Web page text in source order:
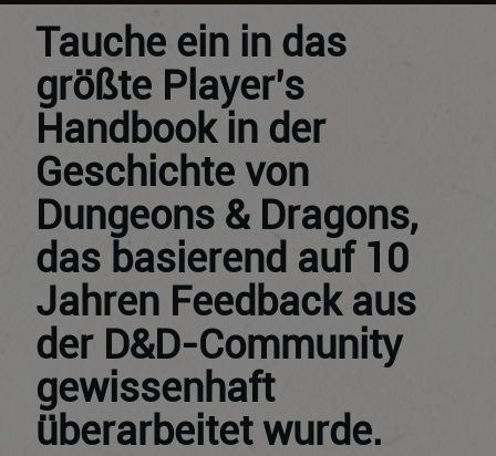
Tauche ein in das
größte Player’s
Handbook in der
Geschichte von
Dungeons & Dragons,
das basierend auf 10
Jahren Feedback aus
der D&D-Community
gewissenhaft
überarbeitet wurde.